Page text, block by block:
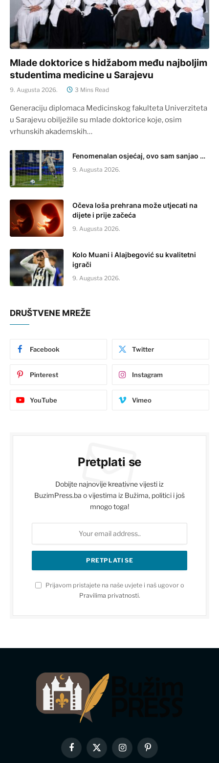
Mlade doktorice s hidžabom među najboljim
studentima medicine u Sarajevu
9. Augusta 2026. 3 Mins Read
Generaciju diplomaca Medicinskog fakulteta Univerziteta
u Sarajevu obilježile su mlade doktorice koje, osim
vrhunskih akademskih…
Fenomenalan osjećaj, ovo sam sanjao …
9. Augusta 2026.
Očeva loša prehrana može utjecati na
dijete i prije začeća
9. Augusta 2026.
Kolo Muani i Alajbegović su kvalitetni
igrači
9. Augusta 2026.
DRUŠTVENE MREŽE
Facebook Twitter
Pinterest Instagram
YouTube Vimeo
Pretplati se
Dobijte najnovije kreativne vijesti iz
BuzimPress.ba o vijestima iz Bužima, politici i još
mnogo toga!
Prijavom pristajete na naše uvjete i naš ugovor o
Pravilima privatnosti.
Facebook
X
(Twitter)
InstagramPinterest